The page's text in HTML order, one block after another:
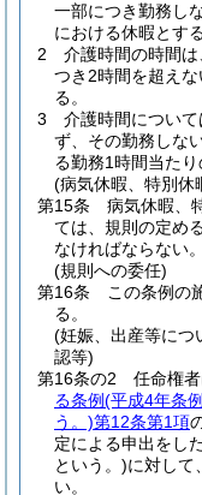
一部につき勤務し
における休暇とする
2
介護時間の時間は
つき2時間を超え
る。
3
介護時間について
ず、その勤務しな
る勤務1時間当たり
(病気休暇、特別休
第15条
病気休暇、
ては、規則の定め
なければならない。
(規則への委任)
第16条
この条例の
る。
(妊娠、出産等につ
認等)
第16条の2
任命権者
る条例(平成4年条
う。)第12条第1項
定による申出をし
という。)に対して
い。